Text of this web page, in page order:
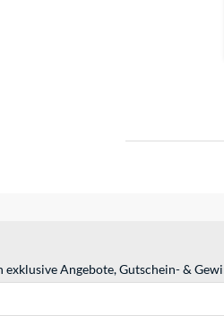
Angebote, Gutschein- &